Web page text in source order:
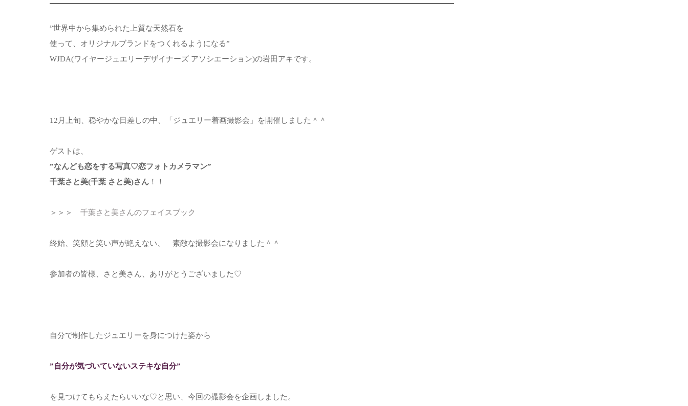
”世界中から集められた上質な天然石を
使って、オリジナルブランドをつくれるようになる”
WJDA(ワイヤージュエリーデザイナーズ アソシエーション)の岩田アキです。
12月上旬、穏やかな日差しの中、「ジュエリー着画撮影会」を開催しました＾＾
ゲストは、
”なんども恋をする写真♡恋フォトカメラマン”
千葉さと美(千葉 さと美)さん ！！
＞＞＞ 千葉さと美さんのフェイスブック
終始、笑顔と笑い声が絶えない、 素敵な撮影会になりました＾＾
参加者の皆様、さと美さん、ありがとうございました♡
自分で制作したジュエリーを身につけた姿から
”自分が気づいていないステキな自分”
を見つけてもらえたらいいな♡と思い、今回の撮影会を企画しました。